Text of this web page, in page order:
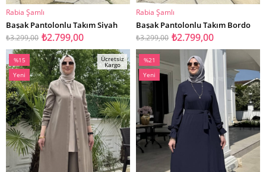
SEPETE EKLE
Rabia Şamlı
Başak Pantolonlu Takım Siyah
₺2.799,00
₺3.299,00
SEPETE EKLE
Rabia Şamlı
Başak Pantolonlu Takım Bordo
₺2.799,00
₺3.299,00
%15
İndirim
%15İndirim
Yeni
Ürün
Ücretsiz
Kargo
%21
İndirim
%21İndirim
Yeni
Ürün